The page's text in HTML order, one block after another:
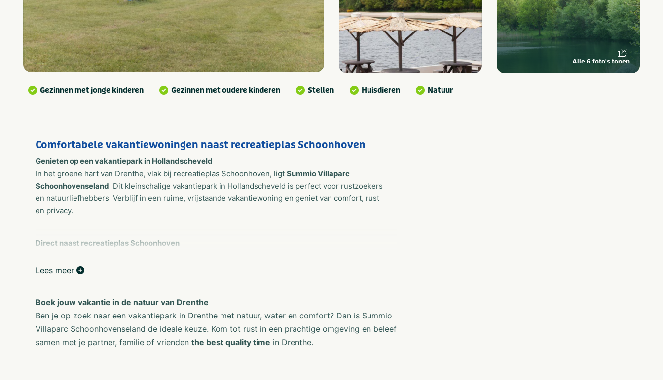
Alle 6 foto's tonen
Gezinnen met jonge kinderen Gezinnen met oudere kinderen Stellen Huisdieren Natuur
Comfortabele vakantiewoningen naast recreatieplas Schoonhoven
Genieten op een vakantiepark in Hollandscheveld
In het groene hart van Drenthe, vlak bij recreatieplas Schoonhoven, ligt Summio Villaparc
Schoonhovenseland. Dit kleinschalige vakantiepark in Hollandscheveld is perfect voor rustzoekers
en natuurliefhebbers. Verblijf in een ruime, vrijstaande vakantiewoning en geniet van comfort, rust
en privacy.
Direct naast recreatieplas Schoonhoven
je van een ontspannen dag aan het water, met zwemgedeeltes, een kindvriendelijk strand en
De perfecte uitvalsbasis voor fiets- en wandelroutes
Drenthe staat bekend als dé fietsprovincie van Nederland met meer dan 2.000 kilometer aan
fietspaden. Vanuit het park ontdek je de natuur van Drenthe: bossen, heidevelden en pittoreske
Lees meer
Boek jouw vakantie in de natuur van Drenthe
Ben je op zoek naar een vakantiepark in Drenthe met natuur, water en comfort? Dan is Summio
Villaparc Schoonhovenseland de ideale keuze. Kom tot rust in een prachtige omgeving en beleef
samen met je partner, familie of vrienden the best quality time in Drenthe.